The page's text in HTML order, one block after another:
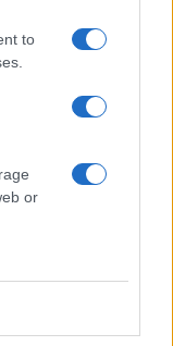
to
or
skärm både trådlöst